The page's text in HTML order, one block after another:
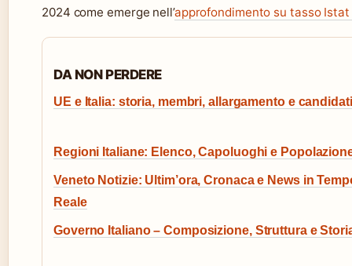
2024 come emerge nell’approfondimento su tasso Istat
DA NON PERDERE
UE e Italia: storia, membri, allargamento e candidati
Regioni Italiane: Elenco, Capoluoghi e
Veneto Notizie: Ultim’ora, Cronaca e News in
Reale
Governo Italiano – Composizione, Struttura e